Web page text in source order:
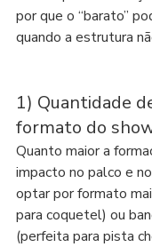
por que o “barato”
quando a estrutura
1) Quantidade
formato do
Quanto maior a
impacto no palco e
optar por formato
para coquetel) ou
(perfeita para pista